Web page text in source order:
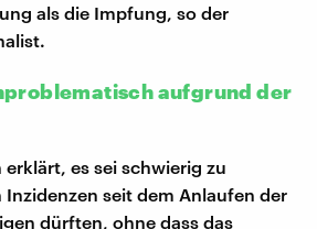
als die Impfung, so der
aufgrund der
es sei schwierig zu
seit dem Anlaufen der
dürften, ohne dass das